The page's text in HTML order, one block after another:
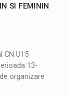
SI FEMININ
CN U15
13-
organizare